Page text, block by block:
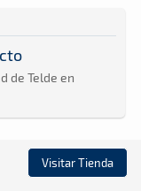
de Telde en
Visitar Tienda